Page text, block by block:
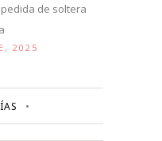
de soltera
2025